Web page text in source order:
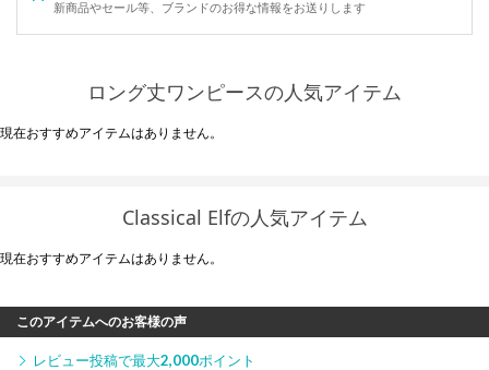
新商品やセール等、ブランドのお得な情報をお送りします
ロング丈ワンピースの人気アイテム
現在おすすめアイテムはありません。
Classical Elfの人気アイテム
現在おすすめアイテムはありません。
このアイテムへのお客様の声
レビュー投稿で最大2,000ポイント